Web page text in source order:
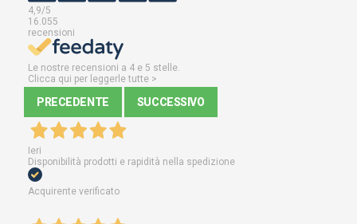
4,9/5
16.055
recensioni
Le nostre recensioni a 4 e 5 stelle.
Clicca qui per leggerle tutte >
PRECEDENTE SUCCESSIVO
Ieri
Disponibilità prodotti e rapidità nella spedizione
Acquirente verificato